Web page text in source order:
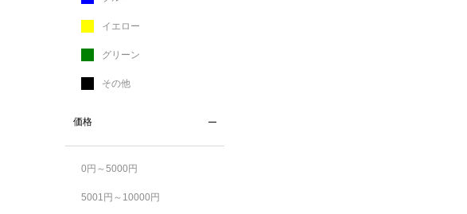
イエロー
グリーン
その他
価格
0円～5000円
5001円～10000円